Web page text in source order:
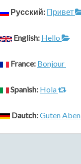
Русский: Привет
English: Hello
France: Bonjour
Spanish: Hola
Dautch:Guten Aben